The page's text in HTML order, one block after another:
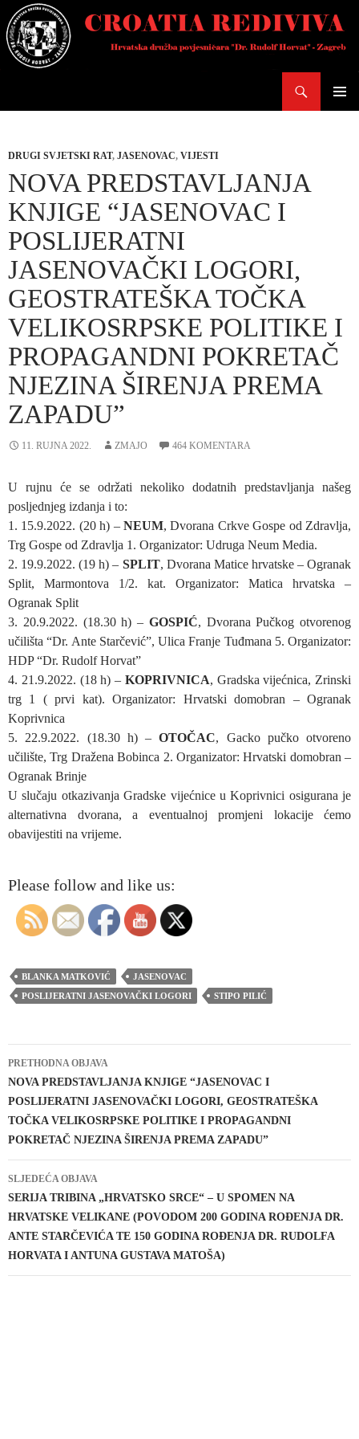
Skoči
do
sadržaja
DRUGI SVJETSKI RAT, JASENOVAC, VIJESTI
NOVA PREDSTAVLJANJA
KNJIGE “JASENOVAC I
POSLIJERATNI
JASENOVAČKI LOGORI,
GEOSTRATEŠKA TOČKA
VELIKOSRPSKE POLITIKE I
PROPAGANDNI POKRETAČ
NJEZINA ŠIRENJA PREMA
ZAPADU”
11. RUJNA 2022. ZMAJO 464 KOMENTARA
U rujnu će se održati nekoliko dodatnih predstavljanja našeg
posljednjeg izdanja i to:
1. 15.9.2022. (20 h) – NEUM, Dvorana Crkve Gospe od Zdravlja,
Trg Gospe od Zdravlja 1. Organizator: Udruga Neum Media.
2. 19.9.2022. (19 h) – SPLIT, Dvorana Matice hrvatske – Ogranak
Split, Marmontova 1/2. kat. Organizator: Matica hrvatska –
Ogranak Split
3. 20.9.2022. (18.30 h) – GOSPIĆ, Dvorana Pučkog otvorenog
učilišta “Dr. Ante Starčević”, Ulica Franje Tuđmana 5. Organizator:
HDP “Dr. Rudolf Horvat”
4. 21.9.2022. (18 h) – KOPRIVNICA, Gradska vijećnica, Zrinski
trg 1 ( prvi kat). Organizator: Hrvatski domobran – Ogranak
Koprivnica
5. 22.9.2022. (18.30 h) –OTOČAC, Gacko pučko otvoreno
učilište, Trg Dražena Bobinca 2. Organizator: Hrvatski domobran –
Ogranak Brinje
U slučaju otkazivanja Gradske vijećnice u Koprivnici osigurana je
alternativna dvorana, a eventualnoj promjeni lokacije ćemo
obavijestiti na vrijeme.
Please follow and like us:
BLANKA MATKOVIĆ
JASENOVAC
POSLIJERATNI JASENOVAČKI LOGORI
STIPO PILIĆ
Navigacija
objava
PRETHODNA OBJAVA
NOVA PREDSTAVLJANJA KNJIGE “JASENOVAC I
POSLIJERATNI JASENOVAČKI LOGORI, GEOSTRATEŠKA
TOČKA VELIKOSRPSKE POLITIKE I PROPAGANDNI
POKRETAČ NJEZINA ŠIRENJA PREMA ZAPADU”
SLJEDEĆA OBJAVA
SERIJA TRIBINA „HRVATSKO SRCE“ – U SPOMEN NA
HRVATSKE VELIKANE (POVODOM 200 GODINA ROĐENJA DR.
ANTE STARČEVIĆA TE 150 GODINA ROĐENJA DR. RUDOLFA
HORVATA I ANTUNA GUSTAVA MATOŠA)